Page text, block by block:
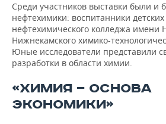
Среди участников выставки были и
нефтехимики: воспитанники
нефтехимического колледжа имени
Нижнекамского химико-
Юные исследователи представили
разработки в области химии.
«ХИМИЯ — ОСНОВА
ЭКОНОМИКИ»